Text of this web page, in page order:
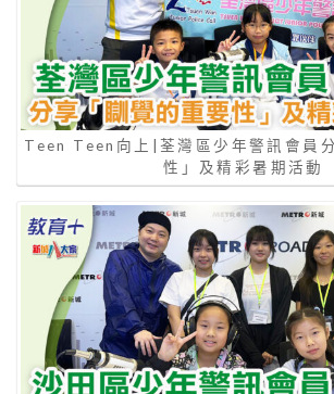
Teen Teen向上|荃灣區少年警訊會員
性」及精彩暑期活動